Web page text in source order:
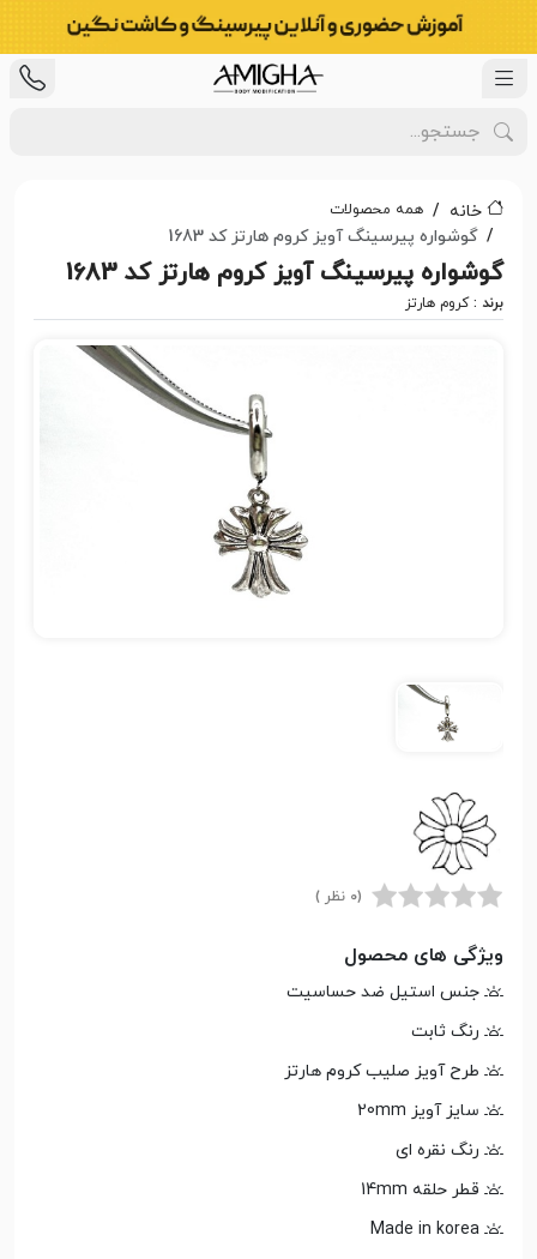
خانه همه محصولات
گوشواره پیرسینگ آویز کروم هارتز کد 1683
گوشواره پیرسینگ آویز کروم هارتز کد 1683
برند :کروم هارتز
(0 نظر )
ویژگی های محصول
جنس استیل ضد حساسیت
رنگ ثابت
طرح آویز صلیب کروم هارتز
سایز آویز 20mm
رنگ نقره ای
قطر حلقه 14mm
Made in korea